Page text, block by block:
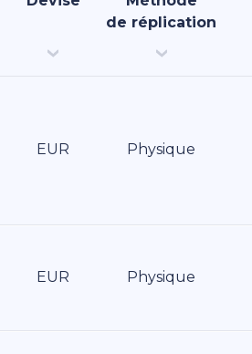
de réplication
EUR Physique
EUR Physique